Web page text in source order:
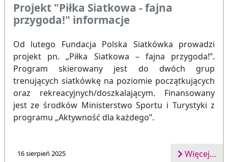
Projekt "Piłka Siatkowa - fajna
przygoda!" informacje
Od lutego Fundacja Polska Siatkówka prowadzi
projekt pn. „Piłka Siatkowa – fajna przygoda!”.
Program skierowany jest do dwóch grup
trenujących siatkówkę na poziomie początkujących
oraz rekreacyjnych/doszkalającym. Finansowany
jest ze środków Ministerstwo Sportu i Turystyki z
programu „Aktywność dla każdego”.
16 sierpień 2025 Więcej…